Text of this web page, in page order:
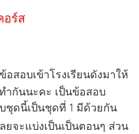
อร์ส
อสอบเข้าโรงเรียนดังมาให้
ำกันนะคะ เป็นข้อสอบ
ชุดนี้เป็นชุดที่ 1 มีด้วยกัน
ยจะแบ่งเป็นเป็นตอนๆ ส่วน